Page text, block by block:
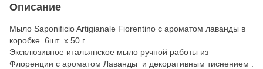
Описание
Мыло Saponificio Artigianale Fiorentino с ароматом лаванды в
коробке 6шт x 50 г
Эксклюзивное итальянское мыло ручной работы из
Флоренции с ароматом Лаванды и декоративным тиснением .